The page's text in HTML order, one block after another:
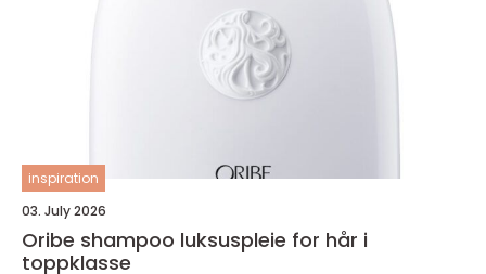
inspiration
03. July 2026
Oribe shampoo luksuspleie for hår i
toppklasse